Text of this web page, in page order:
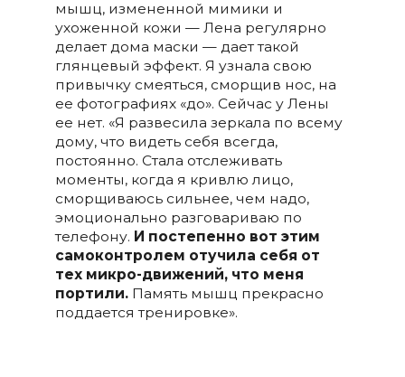
мышц, измененной мимики и
ухоженной кожи — Лена регулярно
делает дома маски — дает такой
глянцевый эффект. Я узнала свою
привычку смеяться, сморщив нос, на
ее фотографиях «до». Сейчас у Лены
ее нет. «Я развесила зеркала по всему
дому, что видеть себя всегда,
постоянно. Стала отслеживать
моменты, когда я кривлю лицо,
сморщиваюсь сильнее, чем надо,
эмоционально разговариваю по
телефону. И постепенно вот этим
самоконтролем отучила себя от
тех микро-движений, что меня
портили.Память мышц прекрасно
поддается тренировке».